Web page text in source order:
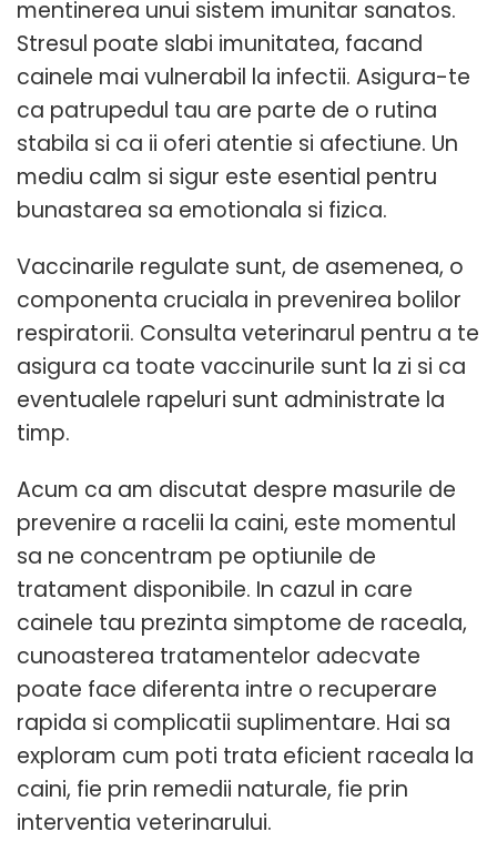
mentinerea unui sistem imunitar sanatos.
Stresul poate slabi imunitatea, facand
cainele mai vulnerabil la infectii. Asigura-te
ca patrupedul tau are parte de o rutina
stabila si ca ii oferi atentie si afectiune. Un
mediu calm si sigur este esential pentru
bunastarea sa emotionala si fizica.
Vaccinarile regulate sunt, de asemenea, o
componenta cruciala in prevenirea bolilor
respiratorii. Consulta veterinarul pentru a te
asigura ca toate vaccinurile sunt la zi si ca
eventualele rapeluri sunt administrate la
timp.
Acum ca am discutat despre masurile de
prevenire a racelii la caini, este momentul
sa ne concentram pe optiunile de
tratament disponibile. In cazul in care
cainele tau prezinta simptome de raceala,
cunoasterea tratamentelor adecvate
poate face diferenta intre o recuperare
rapida si complicatii suplimentare. Hai sa
exploram cum poti trata eficient raceala la
caini, fie prin remedii naturale, fie prin
interventia veterinarului.